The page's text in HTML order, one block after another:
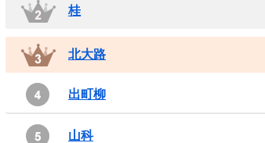
桂
北大路
出町柳
山科